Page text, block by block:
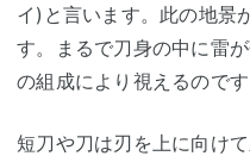
イ)と言います。此の地景
す。まるで刀身の中に雷
の組成により視えるのです
短刀や刀は刃を上に向け